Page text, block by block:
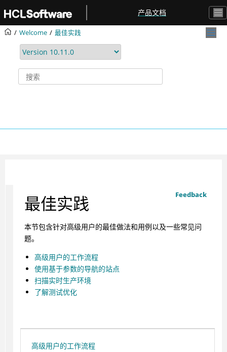
产品文档
Welcome 最佳实践
Feedback
最佳实践
本节包含针对高级用户的最佳做法和用例以及一些常见问
题。
高级用户的工作流程
使用基于参数的导航的站点
扫描实时生产环境
了解测试优化
高级用户的工作流程